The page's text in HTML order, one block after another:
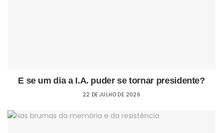
E se um dia a I.A. puder se tornar presidente?
22 DE JULHO DE 2026